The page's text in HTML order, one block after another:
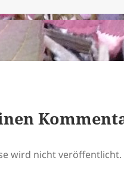
wird nicht veröffentlicht.